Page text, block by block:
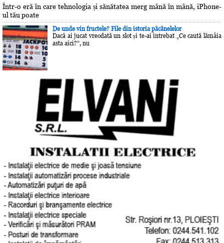
Într-o eră în care tehnologia și sănătatea merg mână în mână, iPhone-
ul tău poate
De unde vin fructele? File din istoria păcănelelor
Dacă ai jucat vreodată un slot și te-ai întrebat „Ce caută lămâia
asta aici?”, nu